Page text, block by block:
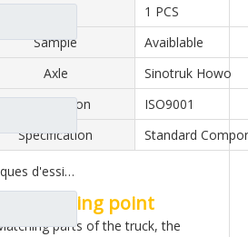
Paire d'engrenages coniques d'essieu arrière 21/28 pour pièces de rechange de camion Ankai & BENZ Foton Auman HFF2402038/39CK1BZ
Paire d'engrenages coniques d'essieu arrière 18/27 pour pièces de rechange de camion Ankai & BENZ Foton Auman HFF2402040/41CK1BZ
1 PCS
Sample
Avaiblable
Axle
Sinotruk Howo
Certification
ISO9001
Specification
Standard
selling point
parts of the truck, the